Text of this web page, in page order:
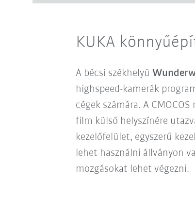
KUKA
A bécsi székhelyű
highspeed-kamerák
cégek számára. A
film külső helyszínére
kezelőfelület, egyszerű
lehet használni állványon
mozgásokat lehet végezni.